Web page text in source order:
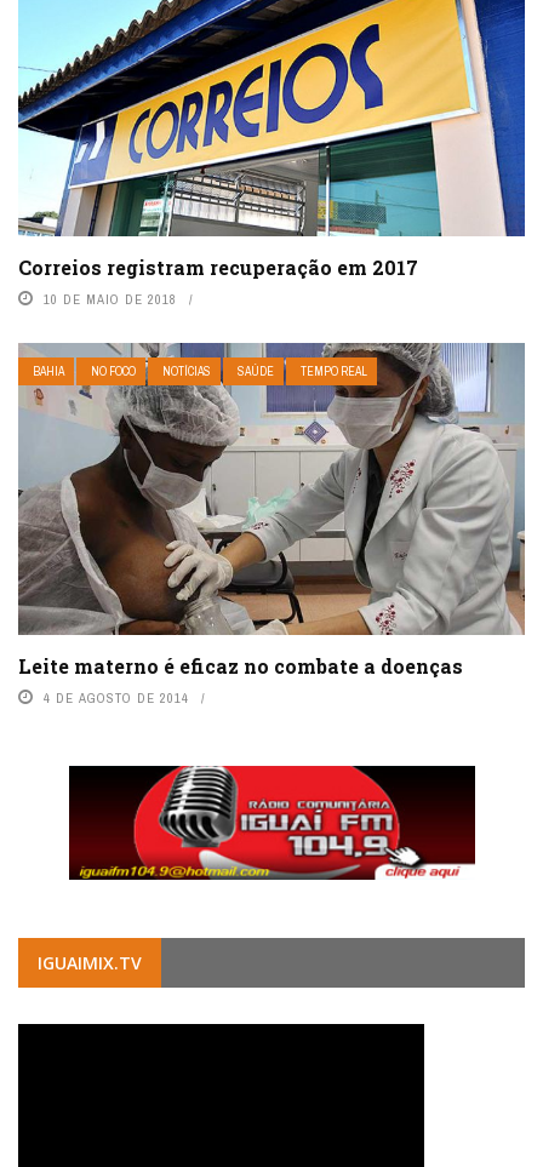
Correios registram recuperação em 2017
10 DE MAIO DE 2018
BAHIA NO FOCO NOTÍCIAS SAÚDE TEMPO REAL
Leite materno é eficaz no combate a doenças
4 DE AGOSTO DE 2014
IGUAIMIX.TV